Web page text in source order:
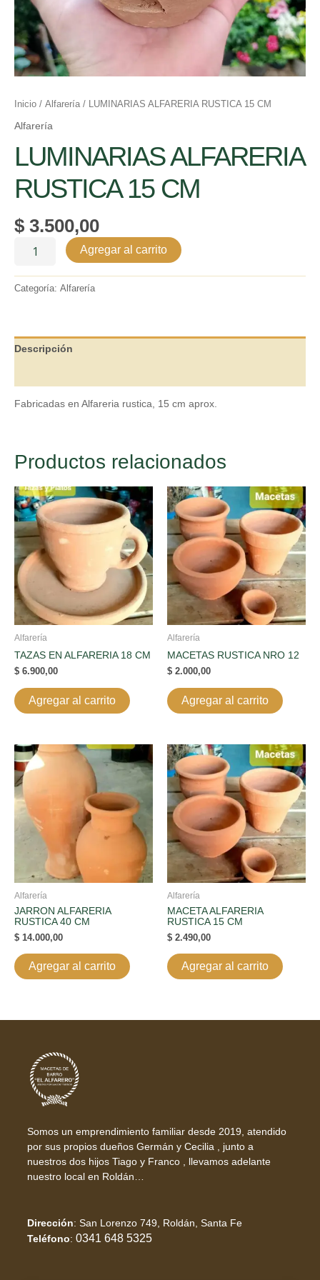
Inicio / Alfarería / LUMINARIAS ALFARERIA RUSTICA 15 CM
Alfarería
LUMINARIAS ALFARERIA
RUSTICA 15 CM
$ 3.500,00
Agregar al carrito
Categoría: Alfarería
Descripción
Fabricadas en Alfareria rustica, 15 cm aprox.
Productos relacionados
Alfarería
TAZAS EN ALFARERIA 18 CM
$ 6.900,00
Agregar al carrito
Alfarería
MACETAS RUSTICA NRO 12
$ 2.000,00
Agregar al carrito
Alfarería
JARRON ALFARERIA
RUSTICA 40 CM
$ 14.000,00
Agregar al carrito
Alfarería
MACETA ALFARERIA
RUSTICA 15 CM
$ 2.490,00
Agregar al carrito
Somos un emprendimiento familiar desde 2019, atendido
por sus propios dueños Germán y Cecilia , junto a
nuestros dos hijos Tiago y Franco , llevamos adelante
nuestro local en Roldán…
Dirección: San Lorenzo 749, Roldán, Santa Fe
Teléfono: 0341 648 5325